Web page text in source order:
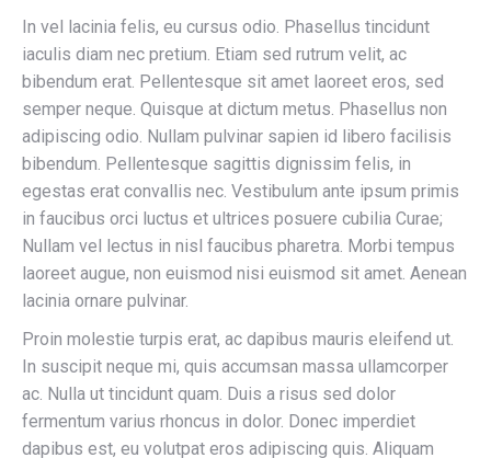
In vel lacinia felis, eu cursus odio. Phasellus tincidunt
iaculis diam nec pretium. Etiam sed rutrum velit, ac
bibendum erat. Pellentesque sit amet laoreet eros, sed
semper neque. Quisque at dictum metus. Phasellus non
adipiscing odio. Nullam pulvinar sapien id libero facilisis
bibendum. Pellentesque sagittis dignissim felis, in
egestas erat convallis nec. Vestibulum ante ipsum primis
in faucibus orci luctus et ultrices posuere cubilia Curae;
Nullam vel lectus in nisl faucibus pharetra. Morbi tempus
laoreet augue, non euismod nisi euismod sit amet. Aenean
lacinia ornare pulvinar.
Proin molestie turpis erat, ac dapibus mauris eleifend ut.
In suscipit neque mi, quis accumsan massa ullamcorper
ac. Nulla ut tincidunt quam. Duis a risus sed dolor
fermentum varius rhoncus in dolor. Donec imperdiet
dapibus est, eu volutpat eros adipiscing quis. Aliquam